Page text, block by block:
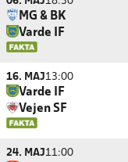
MG & BK
Varde IF
16. MAJ13:00
Varde IF
Vejen SF
24. MAJ11:00